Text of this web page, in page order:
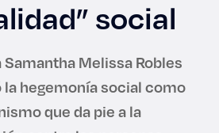
social
Melissa Robles
hegemonía social como
que da pie a la